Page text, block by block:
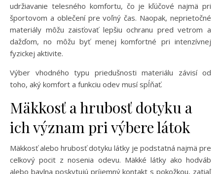
udržiavanie telesného komfortu, čo je kľúčové najmä pri
športovom a oblečení pre voľný čas. Naopak, neprietočné
materiály môžu zaisťovať lepšiu ochranu pred vetrom a
dažďom, no môžu byť menej komfortné pri intenzívnej
fyzickej aktivite.
Výber vhodného typu priedušnosti materiálu závisí od
toho, aký komfort a funkciu odev musí spĺňať.
Mäkkosť a hrubosť dotyku a
ich význam pri výbere látok
Mäkkosť alebo hrubosť dotyku látky je podstatná najmä pre
celkový pocit z nosenia odevu. Mäkké látky ako hodváb
alebo bavlna poskytujú príjemný kontakt s pokožkou, zatiaľ